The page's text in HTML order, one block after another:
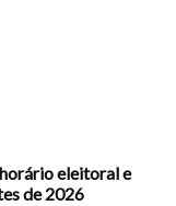
eleitoral e
de 2026